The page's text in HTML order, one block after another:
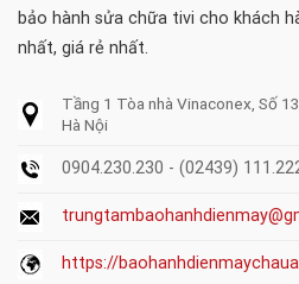
bảo hành sửa chữa tivi cho khách
nhất, giá rẻ nhất.
Tầng 1 Tòa nhà Vinaconex, Số
Hà Nội
0904.230.230 - (02439)
https://